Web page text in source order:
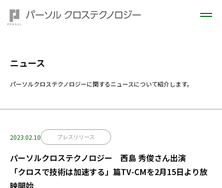
ニュース
パーソルクロステクノロジーに関するニュースについて紹介します。
2023.02.10 プレスリリース
パーソルクロステクノロジー 西島 秀俊さん出演
「クロスで技術は加速する」篇TV-CMを2月15日より放
映開始